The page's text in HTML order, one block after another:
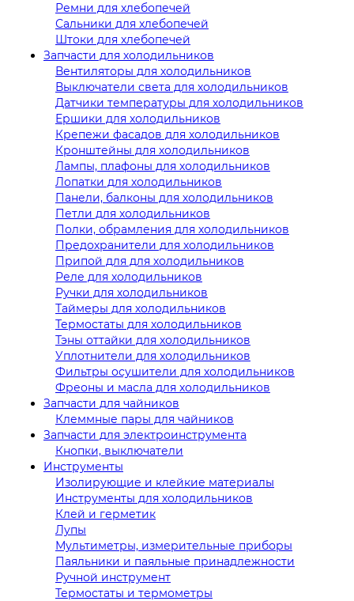
Ремни для хлебопечей
Сальники для хлебопечей
Штоки для хлебопечей
Запчасти для холодильников
Вентиляторы для холодильников
Выключатели света для холодильников
Датчики температуры для холодильников
Ершики для холодильников
Крепежи фасадов для холодильников
Кронштейны для холодильников
Лампы, плафоны для холодильников
Лопатки для холодильников
Панели, балконы для холодильников
Петли для холодильников
Полки, обрамления для холодильников
Предохранители для холодильников
Припой для для холодильников
Реле для холодильников
Ручки для холодильников
Таймеры для холодильников
Термостаты для холодильников
Тэны оттайки для холодильников
Уплотнители для холодильников
Фильтры осушители для холодильников
Фреоны и масла для холодильников
Запчасти для чайников
Клеммные пары для чайников
Запчасти для электроинструмента
Кнопки, выключатели
Инструменты
Изолирующие и клейкие материалы
Инструменты для холодильников
Клей и герметик
Лупы
Мультиметры, измерительные приборы
Паяльники и паяльные принадлежности
Ручной инструмент
Термостаты и термометры